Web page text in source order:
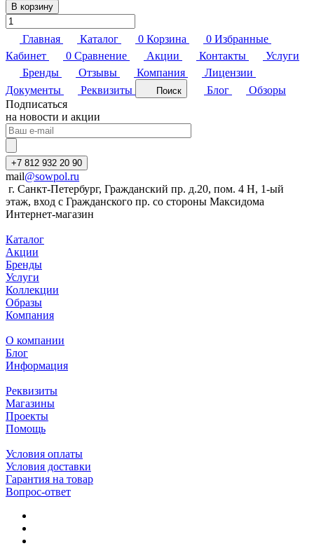
В корзину
Главная Каталог 0 Корзина 0 Избранные
Кабинет
0 Сравнение Акции Контакты
Услуги
Бренды
Отзывы Компания
Лицензии
Документы
Реквизиты Поиск Блог
Обзоры
Подписаться
на новости и акции
+7 812 932 20 90
mail@sowpol.ru
г. Санкт-Петербург, Гражданский пр. д.20, пом. 4 Н, 1-ый
этаж, вход с Гражданского пр. со стороны Максидома
Интернет-магазин
Каталог
Акции
Бренды
Услуги
Коллекции
Образы
Компания
О компании
Блог
Информация
Реквизиты
Магазины
Проекты
Помощь
Условия оплаты
Условия доставки
Гарантия на товар
Вопрос-ответ